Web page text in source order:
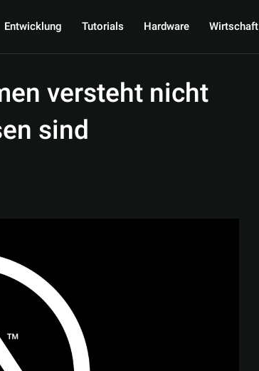
Entwicklung Tutorials Hardware Wirtschaft
versteht nicht
sind